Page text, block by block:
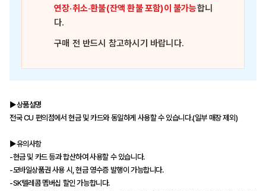
연장·취소·환불(잔액 환불 포함)이 불가능합니
다.
구매 전 반드시 참고하시기 바랍니다.
▶상품설명
전국 CU 편의점에서 현금 및 카드와 동일하게 사용할 수 있습니다.(일부 매장 제외)
▶유의사항
-현금 및 카드 등과 합산하여 사용할 수 있습니다.
-모바일상품권 사용 시, 현금 영수증 발행이 가능합니다.
-SK텔레콤 멤버십 할인 가능합니다.